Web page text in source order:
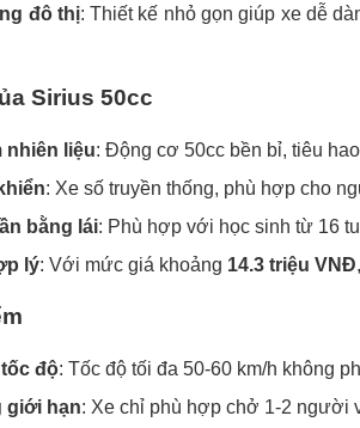
đô thị: Thiết kế nhỏ gọn giúp xe dễ
Sirius 50cc
nhiên liệu: Động cơ 50cc bền bỉ, tiêu
: Xe số truyền thống, phù hợp cho
bằng lái: Phù hợp với học sinh từ 16
lý: Với mức giá khoảng 14.3 triệu VNĐ
tốc độ: Tốc độ tối đa 50-60 km/h không
giới hạn: Xe chỉ phù hợp chở 1-2 người